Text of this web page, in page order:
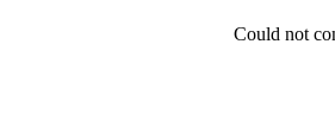
Could not